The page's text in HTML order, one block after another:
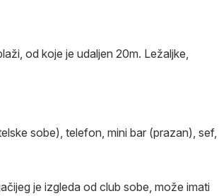
od koje je udaljen 20m. Ležaljke,
sobe), telefon, mini bar (prazan), sef,
je izgleda od club sobe, može imati